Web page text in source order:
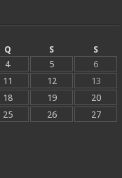
Q S
S
4 5
6
11 12
13
18 19
20
25 26
27